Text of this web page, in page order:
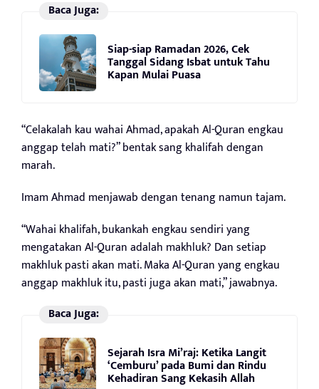
Baca Juga:
Siap-siap Ramadan 2026, Cek
Tanggal Sidang Isbat untuk Tahu
Kapan Mulai Puasa
“Celakalah kau wahai Ahmad, apakah Al-Quran engkau
anggap telah mati?” bentak sang khalifah dengan
marah.
Imam Ahmad menjawab dengan tenang namun tajam.
“Wahai khalifah, bukankah engkau sendiri yang
mengatakan Al-Quran adalah makhluk? Dan setiap
makhluk pasti akan mati. Maka Al-Quran yang engkau
anggap makhluk itu, pasti juga akan mati,” jawabnya.
Baca Juga:
Sejarah Isra Mi’raj: Ketika Langit
‘Cemburu’ pada Bumi dan Rindu
Kehadiran Sang Kekasih Allah